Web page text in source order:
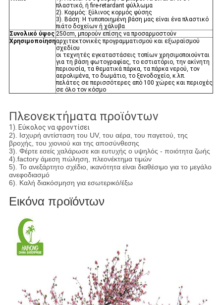
πλαστικό, ή fire-retardant φύλλωμα
2). Κορμός: ξύλινος κορμός φύσης
3). Βάση: Η τυποποιημένη βάση μας είναι ένα πλαστικό
πιάτο δοχείων ή χάλυβα
Συνολικό ύψος 250cm, μπορούν επίσης να προσαρμοστούν
Χρησιμοποίησηαρχιτεκτονικές προγραμματισμού και εξωραϊσμού
σχεδίου
οι τεχνητές εγκαταστάσεις τοπίων χρησιμοποιούνται
για τη βάση φωτογραφίας, το εστιατόριο, την ακίνητη
περιουσία, τα θεματικά πάρκα, τα πάρκα νερού, τον
αερολιμένα, το δωμάτιο, το ξενοδοχείο, κ.λπ.
πελάτες σε περισσότερες από 100 χώρες και περιοχές
σε όλο τον κόσμο
Πλεονεκτήματα προϊόντων
1). Εύκολος να φροντίσει
2). Ισχυρή αντίσταση του UV, του αέρα, του παγετού, της
βροχής, του χιονιού και της αποσύνθεσης
3). Φέρτε εσείς χαλάρωσε και ευτυχής ο υψηλός - ποιότητα ζωής
4).factory άμεση πώληση, πλεονέκτημα τιμών
5). Το ανεξάρτητο σχέδιο, ικανότητα είναι διαθέσιμο για το μεγάλο
ανεφοδιασμό
6). Καλή διακόσμηση για εσωτερικό/έξω
Εικόνα προϊόντων